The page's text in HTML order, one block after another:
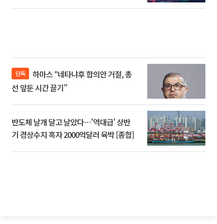
단독
선 앞둔 시간 끌기”
반도체 날개 달고 날았다⋯'역대급' 상반
기 경상수지 흑자 2000억달러 육박 [종합]